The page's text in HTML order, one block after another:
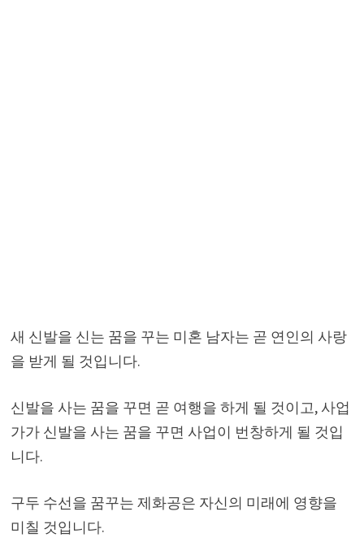
새 신발을 신는 꿈을 꾸는 미혼 남자는 곧 연인의 사랑
을 받게 될 것입니다.
신발을 사는 꿈을 꾸면 곧 여행을 하게 될 것이고, 사업
가가 신발을 사는 꿈을 꾸면 사업이 번창하게 될 것입
니다.
구두 수선을 꿈꾸는 제화공은 자신의 미래에 영향을
미칠 것입니다.